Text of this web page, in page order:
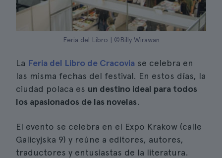
Feria del Libro | ©Billy Wirawan
La Feria del Libro de Cracovia se celebra en
las misma fechas del festival. En estos días, la
ciudad polaca es un destino ideal para todos
los apasionados de las novelas.
El evento se celebra en el Expo Krakow (calle
Galicyjska 9) y reúne a editores, autores,
traductores y entusiastas de la literatura.